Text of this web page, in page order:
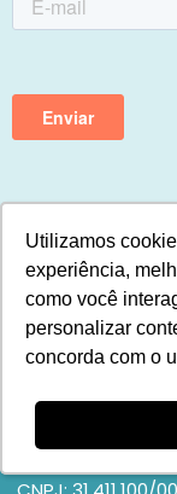
Utilizamos
experiência,
como você
personalizar
concorda com o
Utilizamos
experiência,
como você
personalizar
concorda com o
Já Calculei